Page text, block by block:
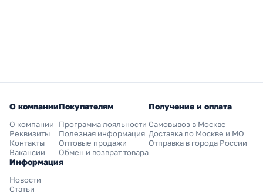
О компании
О компании
Реквизиты
Контакты
Вакансии
Покупателям
Программа лояльности
Полезная информация
Оптовые продажи
Обмен и возврат товара
Получение и оплата
Самовывоз в Москве
Доставка по Москве и МО
Отправка в города России
Информация
Новости
Статьи